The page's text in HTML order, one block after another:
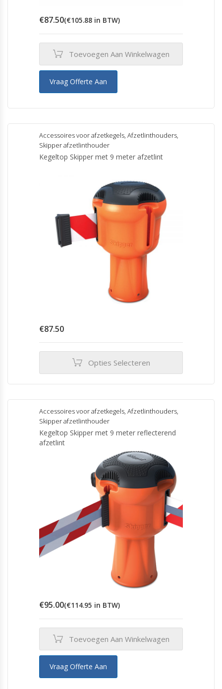
€87.50(€105.88 in BTW)
Toevoegen Aan Winkelwagen
Vraag Offerte Aan
Accessoires voor afzetkegels, Afzetlinthouders,
Skipper afzetlinthouder
Kegeltop Skipper met 9 meter afzetlint
€87.50
Opties Selecteren
heeft
meerdere
variaties.
Deze
optie
kan
Accessoires voor afzetkegels, Afzetlinthouders,
Skipper afzetlinthouder
Kegeltop Skipper met 9 meter reflecterend
afzetlint
€95.00(€114.95 in BTW)
Toevoegen Aan Winkelwagen
Vraag Offerte Aan